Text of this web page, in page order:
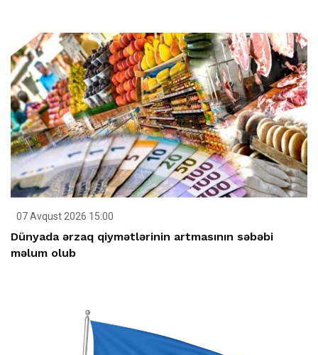
07 Avqust 2026 15:00
Dünyada ərzaq qiymətlərinin artmasının səbəbi
məlum olub